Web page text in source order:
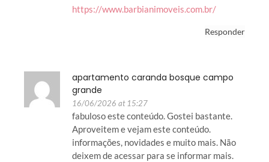
https://www.barbianimoveis.com.br/
Responder
apartamento caranda bosque campo
grande
16/06/2026 at 15:27
fabuloso este conteúdo. Gostei bastante.
Aproveitem e vejam este conteúdo.
informações, novidades e muito mais. Não
deixem de acessar para se informar mais.